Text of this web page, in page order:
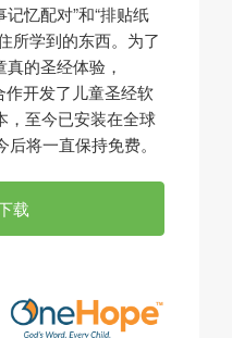
记忆配对”和“排贴纸
所学到的东西。为了
的圣经体验，
作开发了儿童圣经软
，至今已安装在全球
将一直保持免费。
载